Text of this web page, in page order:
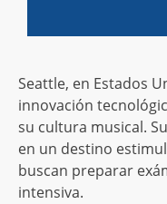
Seattle, en Estados
innovación
su cultura musical.
en un destino
buscan preparar
intensiva.